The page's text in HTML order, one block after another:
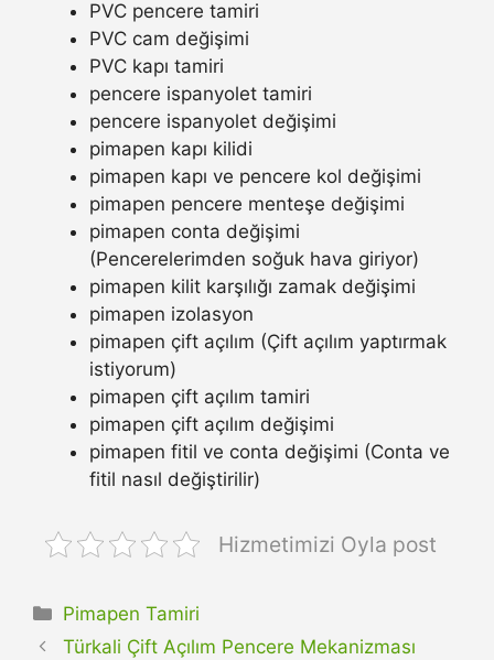
PVC pencere tamiri
PVC cam değişimi
PVC kapı tamiri
pencere ispanyolet tamiri
pencere ispanyolet değişimi
pimapen kapı kilidi
pimapen kapı ve pencere kol değişimi
pimapen pencere menteşe değişimi
pimapen conta değişimi
(Pencerelerimden soğuk hava giriyor)
pimapen kilit karşılığı zamak değişimi
pimapen izolasyon
pimapen çift açılım (Çift açılım yaptırmak
istiyorum)
pimapen çift açılım tamiri
pimapen çift açılım değişimi
pimapen fitil ve conta değişimi (Conta ve
fitil nasıl değiştirilir)
Hizmetimizi Oyla post
Kategoriler
Pimapen Tamiri
Türkali Çift Açılım Pencere Mekanizması